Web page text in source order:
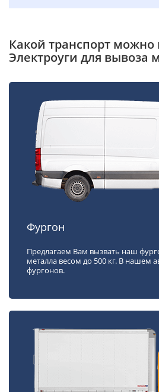
Какой транспорт можно
Электроуги для вывоза
Фургон
Предлагаем Вам вызвать наш
металла весом до 500 кг. В нашем
фургонов.